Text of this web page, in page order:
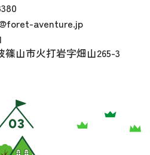
aventure.jp
篠山市火打岩字畑山265-3